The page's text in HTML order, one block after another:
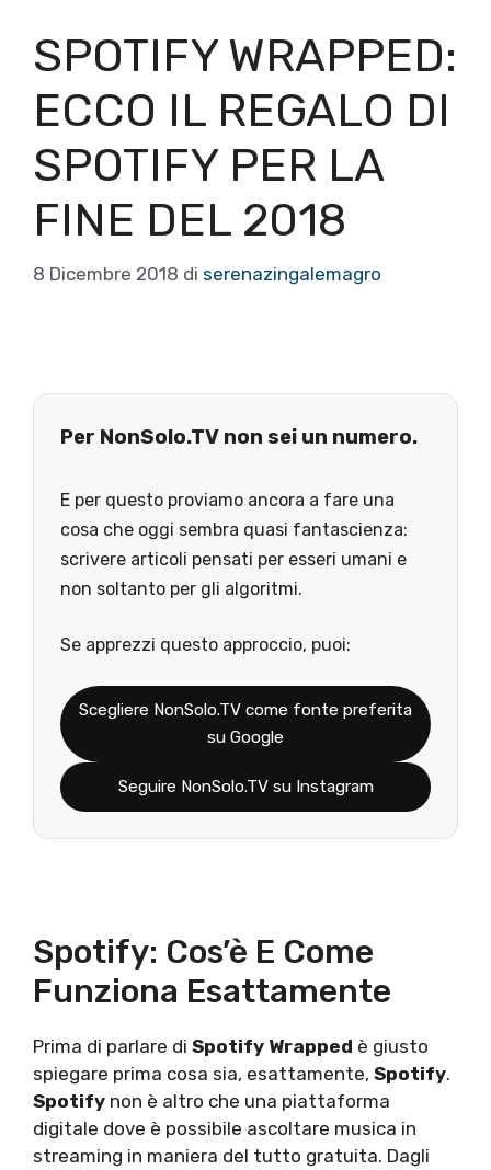
SPOTIFY WRAPPED:
ECCO IL REGALO DI
SPOTIFY PER LA
FINE DEL 2018
8 Dicembre 2018 di serenazingalemagro
Per NonSolo.TV non sei un numero.
E per questo proviamo ancora a fare una
cosa che oggi sembra quasi fantascienza:
scrivere articoli pensati per esseri umani e
non soltanto per gli algoritmi.
Se apprezzi questo approccio, puoi:
Scegliere NonSolo.TV come fonte preferita
su Google
Seguire NonSolo.TV su Instagram
Spotify: Cos’è E Come
Funziona Esattamente
Prima di parlare di Spotify Wrapped è giusto
spiegare prima cosa sia, esattamente, Spotify.
Spotify non è altro che una piattaforma
digitale dove è possibile ascoltare musica in
streaming in maniera del tutto gratuita. Dagli